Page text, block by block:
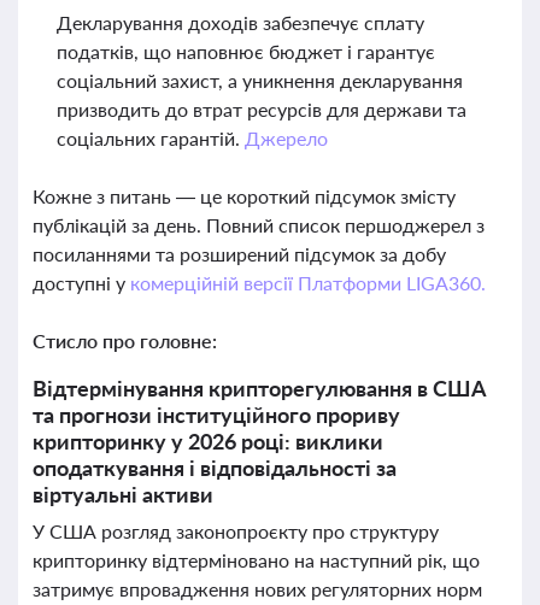
Декларування доходів забезпечує сплату
податків, що наповнює бюджет і гарантує
соціальний захист, а уникнення декларування
призводить до втрат ресурсів для держави та
соціальних гарантій. Джерело
Кожне з питань — це короткий підсумок змісту
публікацій за день. Повний список першоджерел з
посиланнями та розширений підсумок за добу
доступні у комерційній версії Платформи LIGA360.
Стисло про головне:
Відтермінування крипторегулювання в США
та прогнози інституційного прориву
крипторинку у 2026 році: виклики
оподаткування і відповідальності за
віртуальні активи
У США розгляд законопроєкту про структуру
крипторинку відтерміновано на наступний рік, що
затримує впровадження нових регуляторних норм